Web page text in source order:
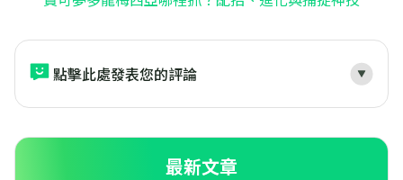
點擊此處發表您的評論
最新文章